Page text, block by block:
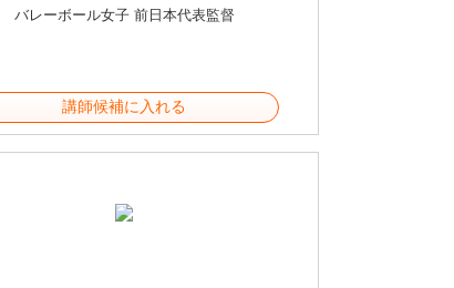
バレーボール女子 前日本代表監督
講師候補に入れる